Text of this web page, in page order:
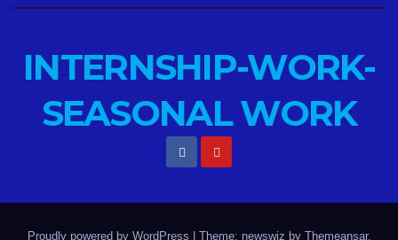
INTERNSHIP-WORK-
SEASONAL WORK
Proudly powered by WordPress | Theme: newswiz by Themeansar.